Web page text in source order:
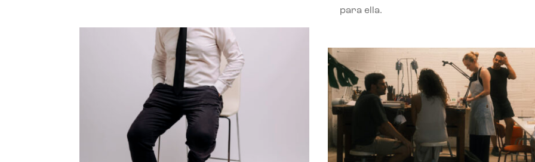
para ella.